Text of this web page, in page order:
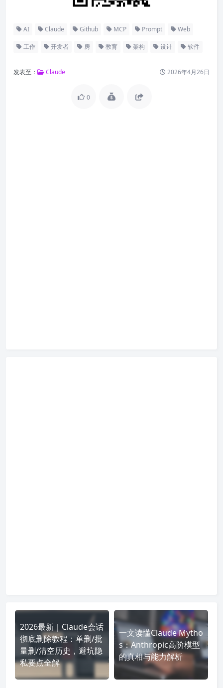
AI Claude Github MCP Prompt Web
工作 开发者 房 教育 架构 设计 软件
发表至： Claude 2026年4月26日
0
2026最新｜Claude会话
彻底删除教程：单删/批
量删/清空历史，避坑隐
私要点全解
一文读懂Claude Mytho
s：Anthropic高阶模型
的真相与能力解析